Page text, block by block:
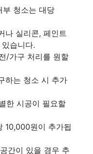
부 청소는 대당
나 실리콘, 페인트
습니다.
/가구 처리를 원할
하는 청소 시 추가
한 시공이 필요할
10,000원이 추가됩
간이 있을 경우 추